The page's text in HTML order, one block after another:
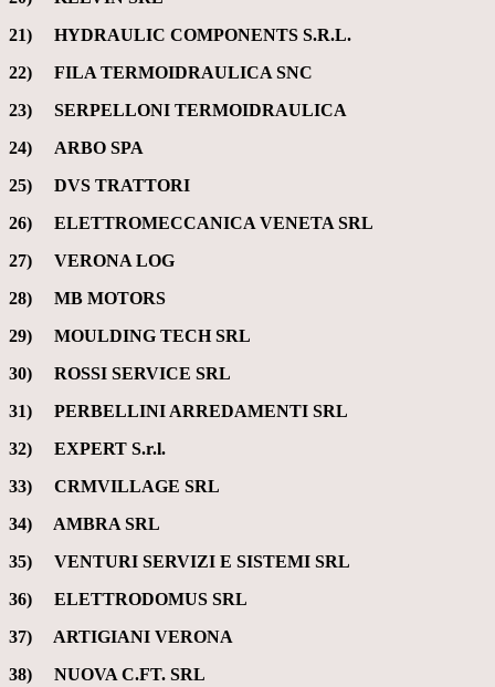
21) HYDRAULIC COMPONENTS S.R.L.
22) FILA TERMOIDRAULICA SNC
23) SERPELLONI TERMOIDRAULICA
24) ARBO SPA
25) DVS TRATTORI
26) ELETTROMECCANICA VENETA SRL
27) VERONA LOG
28) MB MOTORS
29) MOULDING TECH SRL
30) ROSSI SERVICE SRL
31) PERBELLINI ARREDAMENTI SRL
32) EXPERT S.r.l.
33) CRMVILLAGE SRL
34) AMBRA SRL
35) VENTURI SERVIZI E SISTEMI SRL
36) ELETTRODOMUS SRL
37) ARTIGIANI VERONA
38) NUOVA C.FT. SRL